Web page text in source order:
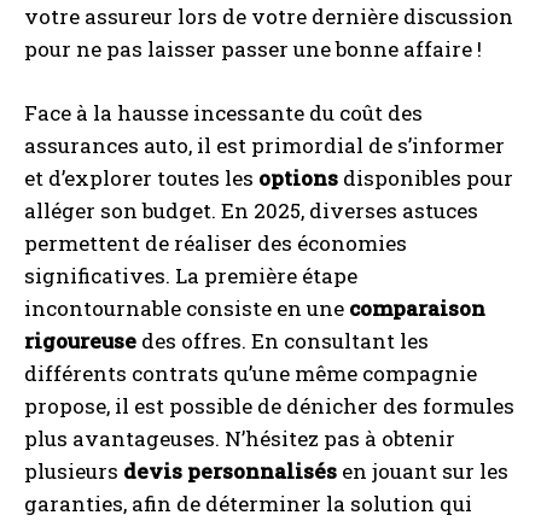
votre assureur lors de votre dernière discussion
pour ne pas laisser passer une bonne affaire !
Face à la hausse incessante du coût des
assurances auto, il est primordial de s’informer
et d’explorer toutes les options disponibles pour
alléger son budget. En 2025, diverses astuces
permettent de réaliser des économies
significatives. La première étape
incontournable consiste en une comparaison
rigoureuse des offres. En consultant les
différents contrats qu’une même compagnie
propose, il est possible de dénicher des formules
plus avantageuses. N’hésitez pas à obtenir
plusieurs devis personnalisés en jouant sur les
garanties, afin de déterminer la solution qui